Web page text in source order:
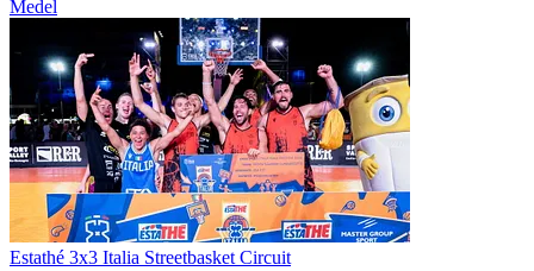
Medel
Estathé 3x3 Italia Streetbasket Circuit